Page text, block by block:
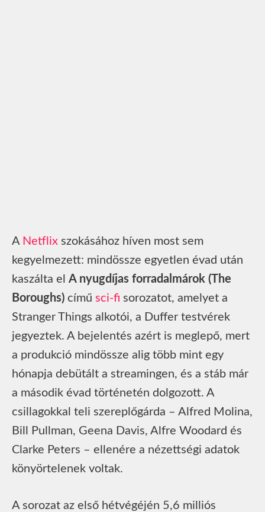
A Netflix szokásához híven most sem
kegyelmezett: mindössze egyetlen évad után
kaszálta el A nyugdíjas forradalmárok (The
Boroughs) című sci-fi sorozatot, amelyet a
Stranger Things alkotói, a Duffer testvérek
jegyeztek. A bejelentés azért is meglepő, mert
a produkció mindössze alig több mint egy
hónapja debütált a streamingen, és a stáb már
a második évad történetén dolgozott. A
csillagokkal teli szereplőgárda – Alfred Molina,
Bill Pullman, Geena Davis, Alfre Woodard és
Clarke Peters – ellenére a nézettségi adatok
könyörtelenek voltak.
A sorozat az első hétvégéjén 5,6 milliós